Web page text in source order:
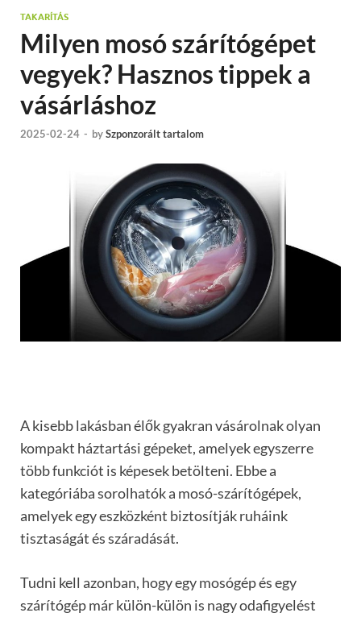
TAKARÍTÁS
Milyen mosó szárítógépet
vegyek? Hasznos tippek a
vásárláshoz
2025-02-24 - bySzponzorált tartalom
A kisebb lakásban élők gyakran vásárolnak olyan
kompakt háztartási gépeket, amelyek egyszerre
több funkciót is képesek betölteni. Ebbe a
kategóriába sorolhatók a mosó-szárítógépek,
amelyek egy eszközként biztosítják ruháink
tisztaságát és száradását.
Tudni kell azonban, hogy egy mosógép és egy
szárítógép már külön-külön is nagy odafigyelést